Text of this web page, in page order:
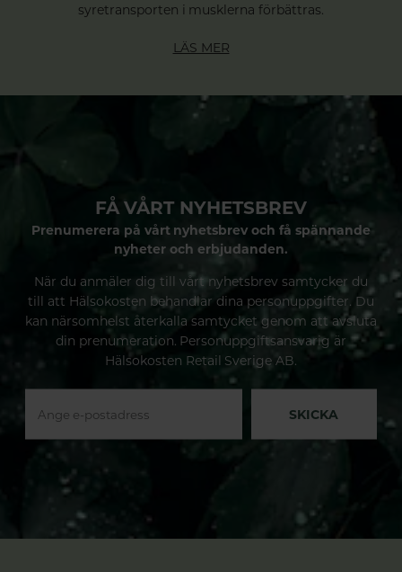
syretransporten i musklerna förbättras.
LÄS MER
FÅ VÅRT NYHETSBREV
Prenumerera på vårt nyhetsbrev och få spännande
nyheter och erbjudanden.
När du anmäler dig till vårt nyhetsbrev samtycker du
till att Hälsokosten behandlar dina personuppgifter. Du
kan närsomhelst återkalla samtycket genom att avsluta
din prenumeration. Personuppgiftsansvarig är
Hälsokosten Retail Sverige AB.
SKICKA